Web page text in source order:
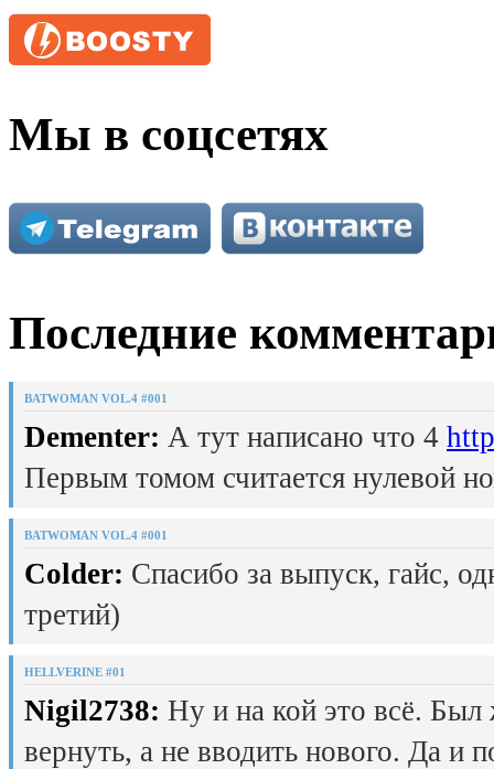
Мы в соцсетях
Последние
BATWOMAN VOL.4 #001
Dementer: А тут написано что 4
Первым томом считается нулевой
BATWOMAN VOL.4 #001
Colder: Спасибо за выпуск, гайс,
третий)
HELLVERINE #01
Nigil2738: Ну и на кой это всё.
вернуть, а не вводить нового. Да и